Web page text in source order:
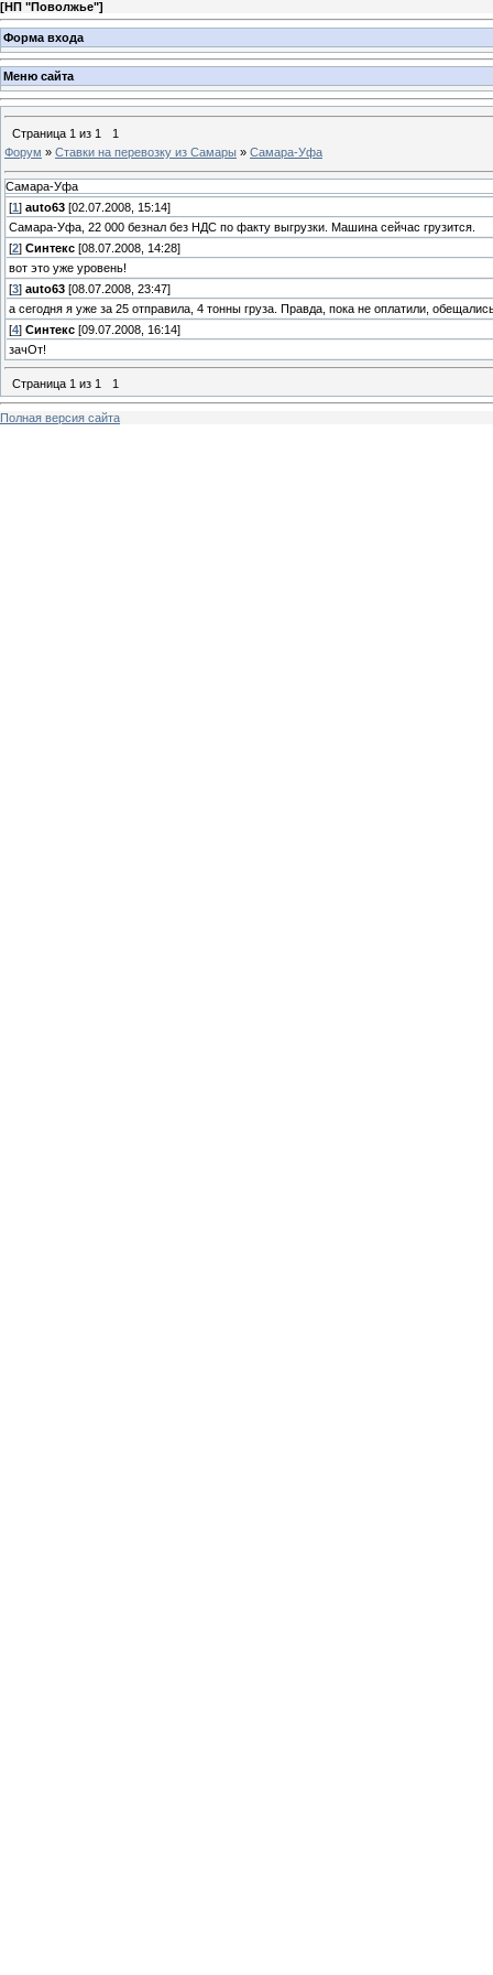
[НП "Поволжье"]
Форма входа
Меню сайта
Страница 1 из 1
1
Форум » Ставки на перевозку из Самары » Самара-Уфа
Самара-Уфа
[1 ] auto63 [02.07.2008, 15:14]
Самара-Уфа, 22 000 безнал без НДС по факту выгрузки. Машина сейчас грузится.
[2] Синтекс [08.07.2008, 14:28]
вот это уже уровень!
[3] auto63 [08.07.2008, 23:47]
а сегодня я уже за 25 отправила, 4 тонны груза. Правда, пока не оплатили,
[4] Синтекс [09.07.2008, 16:14]
зачОт!
Страница 1 из 1 1
Полная версия сайта